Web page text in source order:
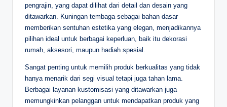
pengrajin, yang dapat dilihat dari detail dan desain yang
ditawarkan. Kuningan tembaga sebagai bahan dasar
memberikan sentuhan estetika yang elegan, menjadikannya
pilihan ideal untuk berbagai keperluan, baik itu dekorasi
rumah, aksesori, maupun hadiah spesial.
Sangat penting untuk memilih produk berkualitas yang tidak
hanya menarik dari segi visual tetapi juga tahan lama.
Berbagai layanan kustomisasi yang ditawarkan juga
memungkinkan pelanggan untuk mendapatkan produk yang